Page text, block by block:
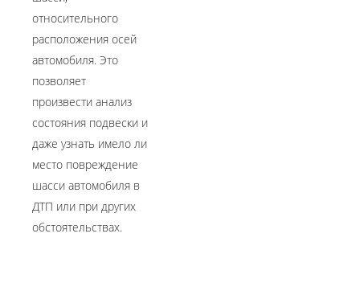
относительного
расположения осей
автомобиля. Это
позволяет
произвести анализ
состояния подвески и
даже узнать имело ли
место повреждение
шасси автомобиля в
ДТП или при других
обстоятельствах.